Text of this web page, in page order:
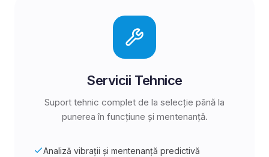
Servicii Tehnice
Suport tehnic complet de la selecție până la
punerea în funcțiune și mentenanță.
Analiză vibrații și mentenanță predictivă